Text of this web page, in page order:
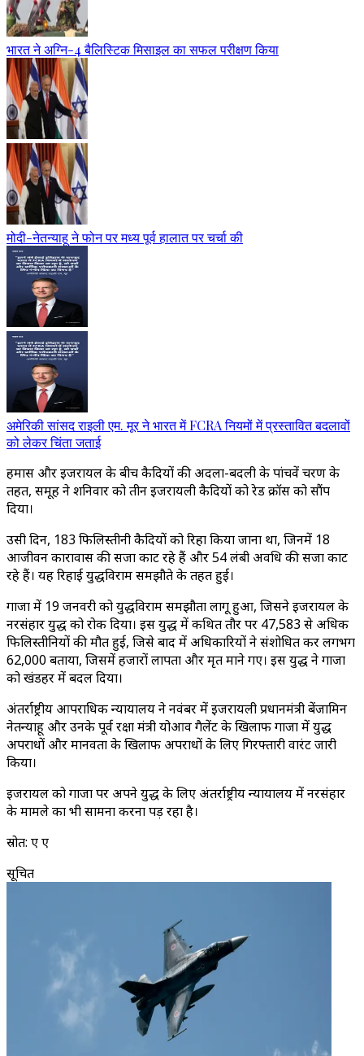
भारत ने अग्नि-4 बैलिस्टिक मिसाइल का सफल परीक्षण किया
मोदी-नेतन्याहू ने फोन पर मध्य पूर्व हालात पर चर्चा की
अमेरिकी सांसद राइली एम. मूर ने भारत में FCRA नियमों में प्रस्तावित बदलावों
को लेकर चिंता जताई
हमास और इजरायल के बीच कैदियों की अदला-बदली के पांचवें चरण के
तहत, समूह ने शनिवार को तीन इजरायली कैदियों को रेड क्रॉस को सौंप
दिया।
उसी दिन, 183 फिलिस्तीनी कैदियों को रिहा किया जाना था, जिनमें 18
आजीवन कारावास की सजा काट रहे हैं और 54 लंबी अवधि की सजा काट
रहे हैं। यह रिहाई युद्धविराम समझौते के तहत हुई।
गाजा में 19 जनवरी को युद्धविराम समझौता लागू हुआ, जिसने इजरायल के
नरसंहार युद्ध को रोक दिया। इस युद्ध में कथित तौर पर 47,583 से अधिक
फिलिस्तीनियों की मौत हुई, जिसे बाद में अधिकारियों ने संशोधित कर लगभग
62,000 बताया, जिसमें हजारों लापता और मृत माने गए। इस युद्ध ने गाजा
को खंडहर में बदल दिया।
अंतर्राष्ट्रीय आपराधिक न्यायालय ने नवंबर में इजरायली प्रधानमंत्री बेंजामिन
नेतन्याहू और उनके पूर्व रक्षा मंत्री योआव गैलेंट के खिलाफ गाजा में युद्ध
अपराधों और मानवता के खिलाफ अपराधों के लिए गिरफ्तारी वारंट जारी
किया।
इजरायल को गाजा पर अपने युद्ध के लिए अंतर्राष्ट्रीय न्यायालय में नरसंहार
के मामले का भी सामना करना पड़ रहा है।
स्रोत: ए ए
सूचित